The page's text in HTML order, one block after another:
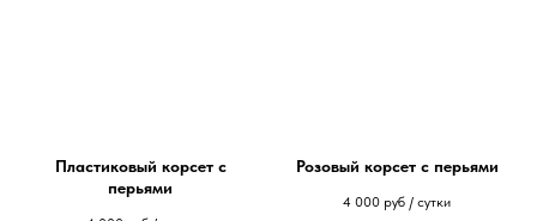
Пластиковый корсет с
перьями
Розовый корсет с перьями
4 000 руб / сутки